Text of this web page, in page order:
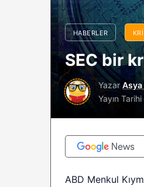
HABERLER
SEC bir
Yazar Asya
Yayın Tarihi
ABD Menkul